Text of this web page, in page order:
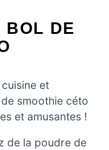
BOL DE
et
smoothie céto
et amusantes !
de la poudre de